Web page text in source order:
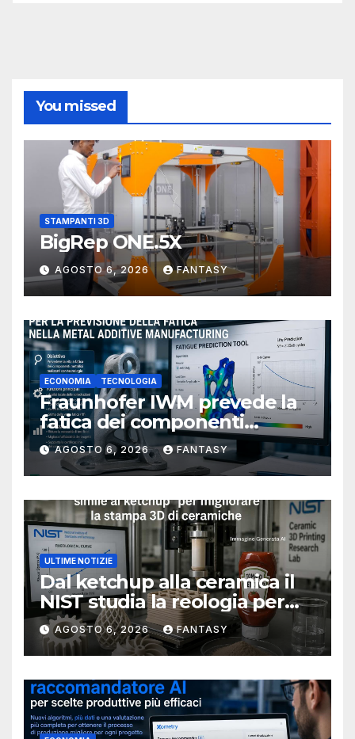
You missed
STAMPANTI 3D
BigRep ONE.5X
AGOSTO 6, 2026 FANTASY
ECONOMIA TECNOLOGIA
Fraunhofer IWM prevede la
fatica dei componenti
metallici stampati in 3D
AGOSTO 6, 2026 FANTASY
ULTIME NOTIZIE
Dal ketchup alla ceramica il
NIST studia la reologia per
rendere più affidabile la
stampa 3D
AGOSTO 6, 2026 FANTASY